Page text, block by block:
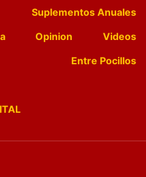
Suplementos Anuales
Opinion
Videos
Entre Pocillos